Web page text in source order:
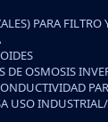
PARA
DE OSMOSIS
USO